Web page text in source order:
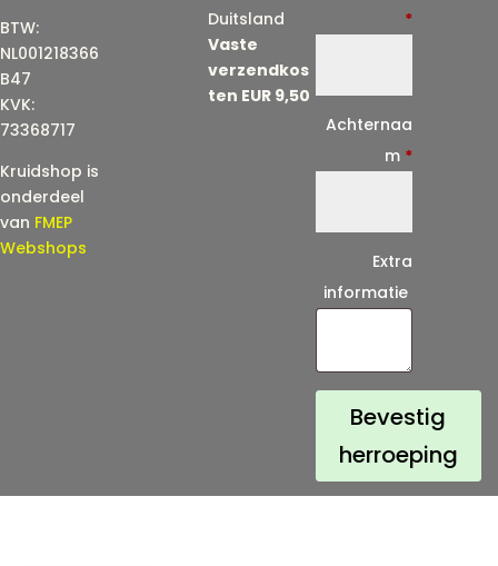
BTW:
NL001218366
B47
KVK:
73368717
Kruidshop is
onderdeel
van FMEP
Webshops
Duitsland
Vaste
verzendkos
ten EUR 9,50
l
)
*
*
Achternaa
m *
Extra
informatie
Bevestig
herroeping